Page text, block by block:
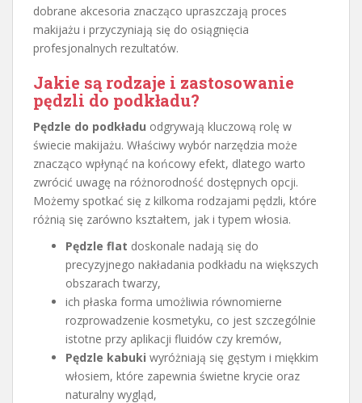
dobrane akcesoria znacząco upraszczają proces
makijażu i przyczyniają się do osiągnięcia
profesjonalnych rezultatów.
Jakie są rodzaje i zastosowanie
pędzli do podkładu?
Pędzle do podkładu odgrywają kluczową rolę w
świecie makijażu. Właściwy wybór narzędzia może
znacząco wpłynąć na końcowy efekt, dlatego warto
zwrócić uwagę na różnorodność dostępnych opcji.
Możemy spotkać się z kilkoma rodzajami pędzli, które
różnią się zarówno kształtem, jak i typem włosia.
Pędzle flat doskonale nadają się do
precyzyjnego nakładania podkładu na większych
obszarach twarzy,
ich płaska forma umożliwia równomierne
rozprowadzenie kosmetyku, co jest szczególnie
istotne przy aplikacji fluidów czy kremów,
Pędzle kabuki wyróżniają się gęstym i miękkim
włosiem, które zapewnia świetne krycie oraz
naturalny wygląd,